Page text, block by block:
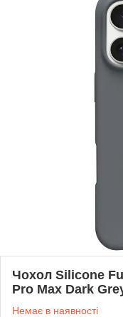
Чохол Silicone
Pro Max Dark
Немає в наявності